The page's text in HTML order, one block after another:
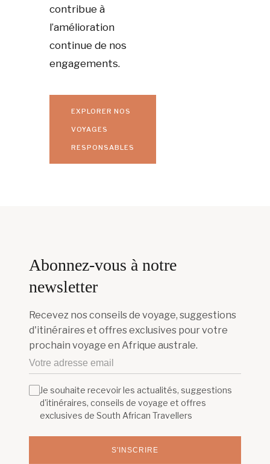
contribue à
l’amélioration
continue de nos
engagements.
EXPLORER NOS
VOYAGES
RESPONSABLES
Abonnez-vous à notre
newsletter
Recevez nos conseils de voyage, suggestions
d'itinéraires et offres exclusives pour votre
prochain voyage en Afrique australe.
S'INSCRIRE
Je souhaite recevoir les actualités, suggestions
d'itinéraires, conseils de voyage et offres
exclusives de South African Travellers